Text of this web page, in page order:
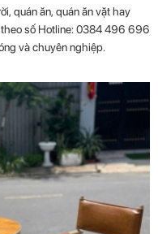
quán ăn, quán ăn vặt hay
theo số Hotline: 0384 496 696
và chuyên nghiệp.